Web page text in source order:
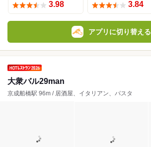
3.98 3.84
アプリに切り替える
大衆バル29man
京成船橋駅 96m / 居酒屋、イタリアン、パスタ